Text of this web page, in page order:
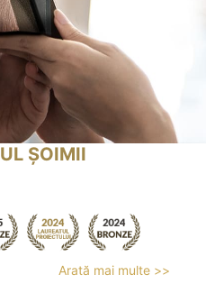
ȘOIMII
Arată mai multe >>